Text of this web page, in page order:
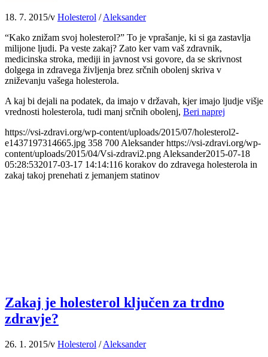
18. 7. 2015/v Holesterol / Aleksander
“Kako znižam svoj holesterol?” To je vprašanje, ki si ga zastavlja
milijone ljudi. Pa veste zakaj? Zato ker vam vaš zdravnik,
medicinska stroka, mediji in javnost vsi govore, da se skrivnost
dolgega in zdravega življenja brez srčnih obolenj skriva v
zniževanju vašega holesterola.
A kaj bi dejali na podatek, da imajo v državah, kjer imajo ljudje višje
vrednosti holesterola, tudi manj srčnih obolenj, Beri naprej
https://vsi-zdravi.org/wp-content/uploads/2015/07/holesterol2-
e1437197314665.jpg 358 700 Aleksander https://vsi-zdravi.org/wp-
content/uploads/2015/04/Vsi-zdravi2.png Aleksander2015-07-18
05:28:532017-03-17 14:14:116 korakov do zdravega holesterola in
zakaj takoj prenehati z jemanjem statinov
Zakaj je holesterol ključen za trdno
zdravje?
26. 1. 2015/v Holesterol / Aleksander